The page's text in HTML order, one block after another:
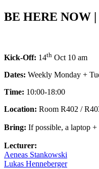
BE HERE NOW |
Kick-Off: 14th Oct 10 am
Dates: Weekly Monday +
Time: 10:00-18:00
Location: Room R402 /
Bring: If possible, a laptop +
Lecturer:
Aeneas Stankowski
Lukas Henneberger